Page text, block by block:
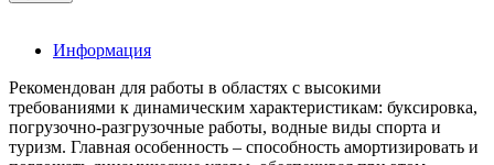
Информация
Рекомендован для работы в областях с высокими
требованиями к динамическим характеристикам: буксировка,
погрузочно-разгрузочные работы, водные виды спорта и
туризм. Главная особенность – способность амортизировать и